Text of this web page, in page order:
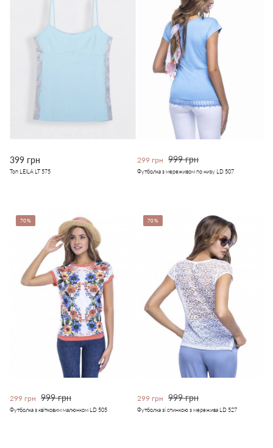
399 грн
Топ LEILA LT 575
299 грн 999 грн
Футболка з мереживом по низу LD 507
70%
299 грн 999 грн
Футболка з квітковим малюнком LD 505
70%
299 грн 999 грн
Футболка зі спинкою з мережива LD 527